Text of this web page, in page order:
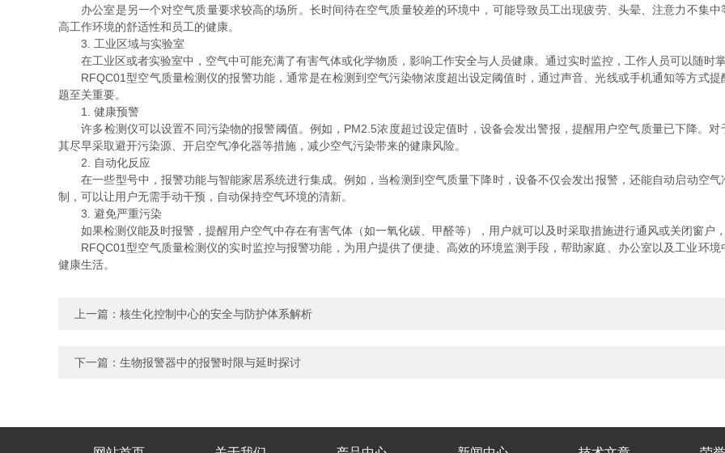
办公室是另一个对空气质量要求较高的场所。长时间待在空气质量较差的环境中，可能导致员工出现疲劳、头晕、注意力不集
高工作环境的舒适性和员工的健康。
3. 工业区域与实验室
在工业区或者实验室中，空气中可能充满了有害气体或化学物质，影响工作安全与人员健康。通过实时监控，工作人员可以随时
RFQC01型空气质量检测仪的报警功能，通常是在检测到空气污染物浓度超出设定阈值时，通过声音、光线或手机通知等方式提
题至关重要。
1. 健康预警
许多检测仪可以设置不同污染物的报警阈值。例如，PM2.5浓度超过设定值时，设备会发出警报，提醒用户空气质量已下降。对
其尽早采取避开污染源、开启空气净化器等措施，减少空气污染带来的健康风险。
2. 自动化反应
在一些型号中，报警功能与智能家居系统进行集成。例如，当检测到空气质量下降时，设备不仅会发出报警，还能自动启动空
制，可以让用户无需手动干预，自动保持空气环境的清新。
3. 避免严重污染
如果检测仪能及时报警，提醒用户空气中存在有害气体（如一氧化碳、甲醛等），用户就可以及时采取措施进行通风或关闭窗户
RFQC01型空气质量检测仪的实时监控与报警功能，为用户提供了便捷、高效的环境监测手段，帮助家庭、办公室以及工业环境
健康生活。
上一篇： 核生化控制中心的安全与防护体系解析
下一篇： 生物报警器中的报警时限与延时探讨